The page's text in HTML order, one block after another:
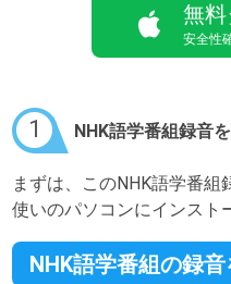
無
安全性
1 NHK語学番組録音
まずは、このNHK語学番
使いのパソコンにインスト
NHK語学番組の録